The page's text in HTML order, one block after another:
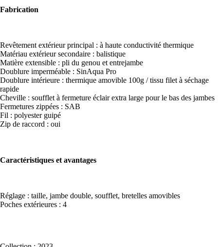
Fabrication
Revêtement extérieur principal : à haute conductivité thermique
Matériau extérieur secondaire : balistique
Matière extensible : pli du genou et entrejambe
Doublure imperméable : SinAqua Pro
Doublure intérieure : thermique amovible 100g / tissu filet à séchage
rapide
Cheville : soufflet à fermeture éclair extra large pour le bas des jambes
Fermetures zippées : SAB
Fil : polyester guipé
Zip de raccord : oui
Caractéristiques et avantages
Réglage : taille, jambe double, soufflet, bretelles amovibles
Poches extérieures : 4